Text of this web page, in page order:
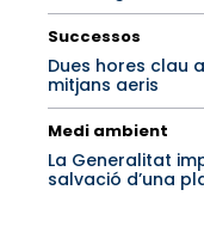
Successos
Dues hores clau
mitjans aeris
Medi ambient
La Generalitat
salvació d’una